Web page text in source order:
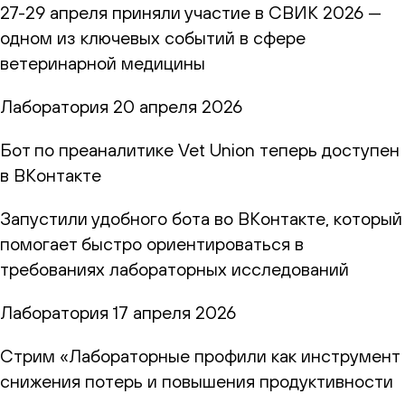
27-29 апреля приняли участие в СВИК 2026 —
одном из ключевых событий в сфере
ветеринарной медицины
Лаборатория 20 апреля 2026
Бот по преаналитике Vet Union теперь доступен
в ВКонтакте
Запустили удобного бота во ВКонтакте, который
помогает быстро ориентироваться в
требованиях лабораторных исследований
Лаборатория 17 апреля 2026
Стрим «Лабораторные профили как инструмент
снижения потерь и повышения продуктивности